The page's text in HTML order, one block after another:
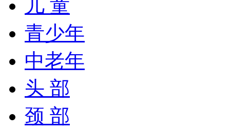
儿 童
青少年
中老年
头 部
颈 部